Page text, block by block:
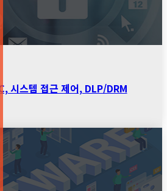
시스템 접근 제어, DLP/DRM